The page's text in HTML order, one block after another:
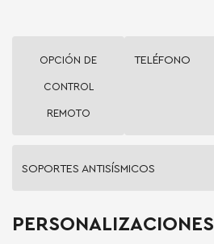
OPCIÓN DE
CONTROL
REMOTO
TELÉFONO
SOPORTES ANTISÍSMICOS
PERSONALIZACIONES